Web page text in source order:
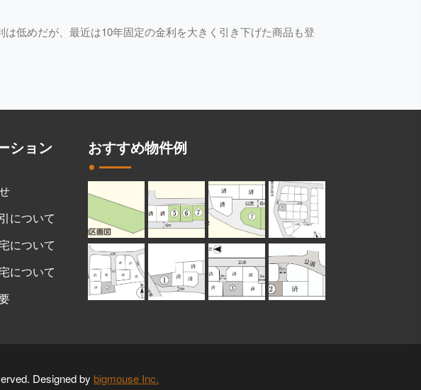
低めだが、最近は10年固定の金利を大きく引き下げた商品も登
ション
について
について
について
おすすめ物件例
Designed by bigmouse Inc.